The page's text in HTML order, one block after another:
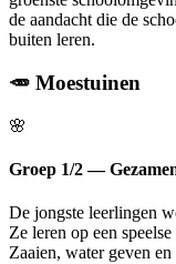
de aandacht die de
buiten leren.
🥕 Moestuinen
🌸
Groep 1/2 —
De jongste leerlingen
Ze leren op een
Zaaien, water geven